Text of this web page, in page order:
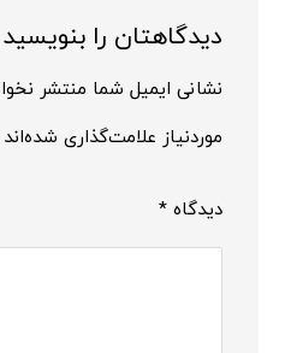
دیدگاهتان را بنویسید
نشانی ایمیل شما منتشر
موردنیاز علامت‌گذاری
دیدگاه*